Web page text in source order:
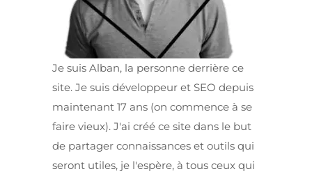
Je suis Alban, la personne derrière ce
site. Je suis développeur et SEO depuis
maintenant 17 ans (on commence à se
faire vieux). J'ai créé ce site dans le but
de partager connaissances et outils qui
seront utiles, je l'espère, à tous ceux qui